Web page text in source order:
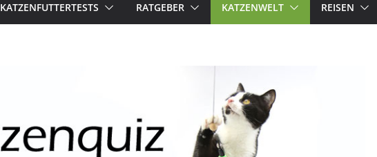
KATZENFUTTERTESTS RATGEBER KATZENWELT REISEN